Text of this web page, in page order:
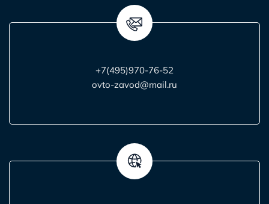
+7(495)970-76-52
ovto-zavod@mail.ru